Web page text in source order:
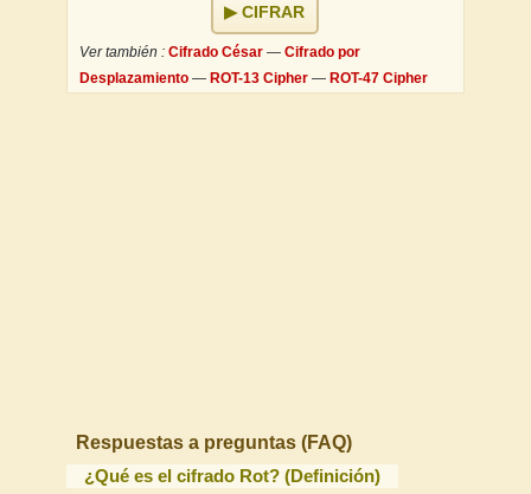
CIFRAR
Ver también : Cifrado César —Cifrado por
Desplazamiento —ROT-13 Cipher —ROT-47 Cipher
Respuestas a preguntas (FAQ)
¿Qué es el cifrado Rot? (Definición)